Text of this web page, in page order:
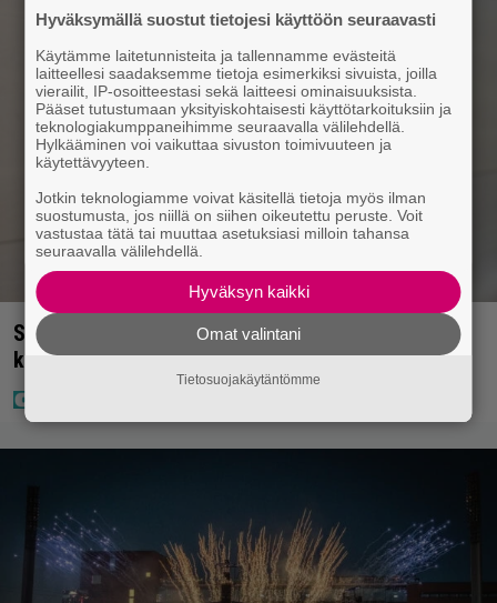
Seiska: Joel Harkimo ja Kastanja Rauhala – Joel
kertoo nyt kaiken
Hyväksymällä suostut tietojesi käyttöön seuraavasti
Käytämme laitetunnisteita ja tallennamme evästeitä
laitteellesi saadaksemme tietoja esimerkiksi sivuista, joilla
vierailit, IP-osoitteestasi sekä laitteesi ominaisuuksista.
Pääset tutustumaan yksityiskohtaisesti käyttötarkoituksiin ja
teknologiakumppaneihimme seuraavalla välilehdellä.
Hylkääminen voi vaikuttaa sivuston toimivuuteen ja
käytettävyyteen.
Jotkin teknologiamme voivat käsitellä tietoja myös ilman
suostumusta, jos niillä on siihen oikeutettu peruste. Voit
vastustaa tätä tai muuttaa asetuksiasi milloin tahansa
seuraavalla välilehdellä.
Hyväksyn kaikki
Omat valintani
Tietosuojakäytäntömme